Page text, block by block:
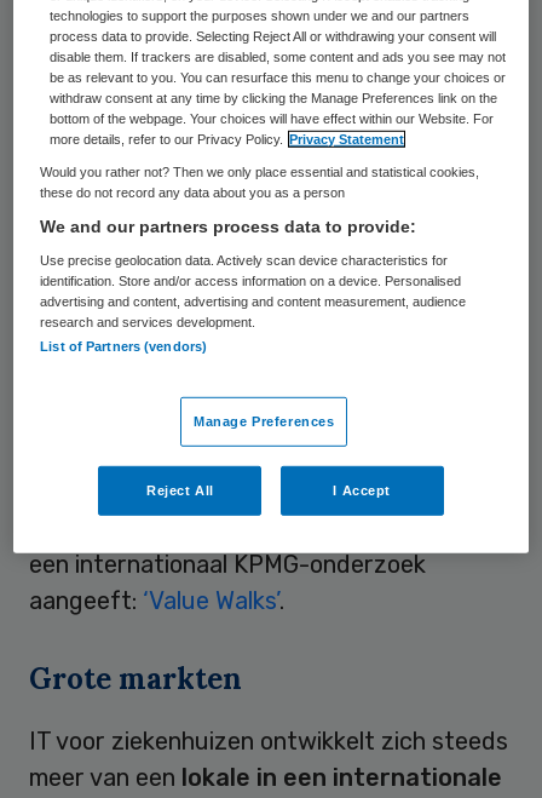
nagenoeg alle presentaties kwam naar
voren dat zonder papier, met eenstage7
EPD-implementatie, met data-analyse en
dergelijke de zorg beter en goedkoper gaat
worden. Voor mij staat vast dat technologie
veel meer kan en moet bijdragen met
betrekking tot de zorg in Nederland. Vast
staat echter ook dat een EPD geen
patiënten geneest. Nederlandse
ziekenhuizen halen op dit moment (nog) niet
visie moet dit snel gebeuren, waarbij het
belangrijk is om de gedachte vast te
houden dat techniek zonder de mens geen
een internationaal KPMG-onderzoek
aangeeft: ‘Value Walks’.
Grote markten
IT voor ziekenhuizen ontwikkelt zich steeds
meer van een lokale in een internationale
technologies to support the purposes shown under we and our partners
process data to provide. Selecting Reject All or withdrawing your consent will
disable them. If trackers are disabled, some content and ads you see may not
be as relevant to you. You can resurface this menu to change your choices or
withdraw consent at any time by clicking the Manage Preferences link on the
bottom of the webpage. Your choices will have effect within our Website. For
more details, refer to our Privacy Policy.
Privacy Statement
Would you rather not? Then we only place essential and statistical cookies,
these do not record any data about you as a person
We and our partners process data to provide:
Use precise geolocation data. Actively scan device characteristics for
identification. Store and/or access information on a device. Personalised
advertising and content, advertising and content measurement, audience
research and services development.
List of Partners (vendors)
Manage Preferences
Reject All I Accept